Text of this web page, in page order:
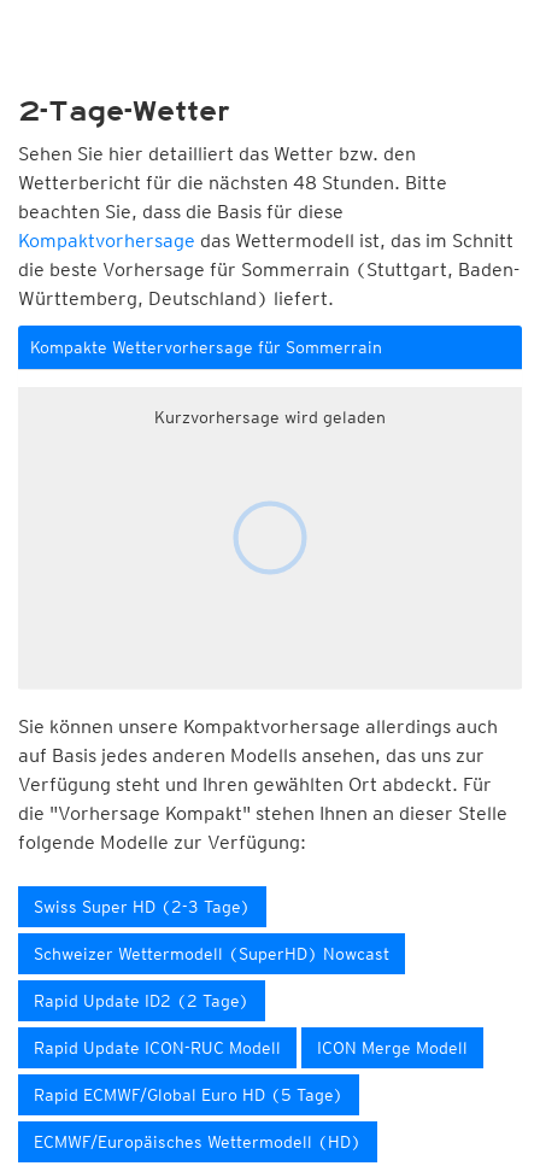
2-Tage-Wetter
Sehen Sie hier detailliert das Wetter bzw. den
Wetterbericht für die nächsten 48 Stunden. Bitte
beachten Sie, dass die Basis für diese
Kompaktvorhersage das Wettermodell ist, das im Schnitt
die beste Vorhersage für Sommerrain (Stuttgart, Baden-
Württemberg, Deutschland) liefert.
Kompakte Wettervorhersage für Sommerrain
Kurzvorhersage wird geladen
Sie können unsere Kompaktvorhersage allerdings auch
auf Basis jedes anderen Modells ansehen, das uns zur
Verfügung steht und Ihren gewählten Ort abdeckt. Für
die "Vorhersage Kompakt" stehen Ihnen an dieser Stelle
folgende Modelle zur Verfügung:
Swiss Super HD (2-3 Tage)
Schweizer Wettermodell (SuperHD) Nowcast
Rapid Update ID2 (2 Tage)
Rapid Update ICON-RUC Modell ICON Merge Modell
Rapid ECMWF/Global Euro HD (5 Tage)
ECMWF/Europäisches Wettermodell (HD)